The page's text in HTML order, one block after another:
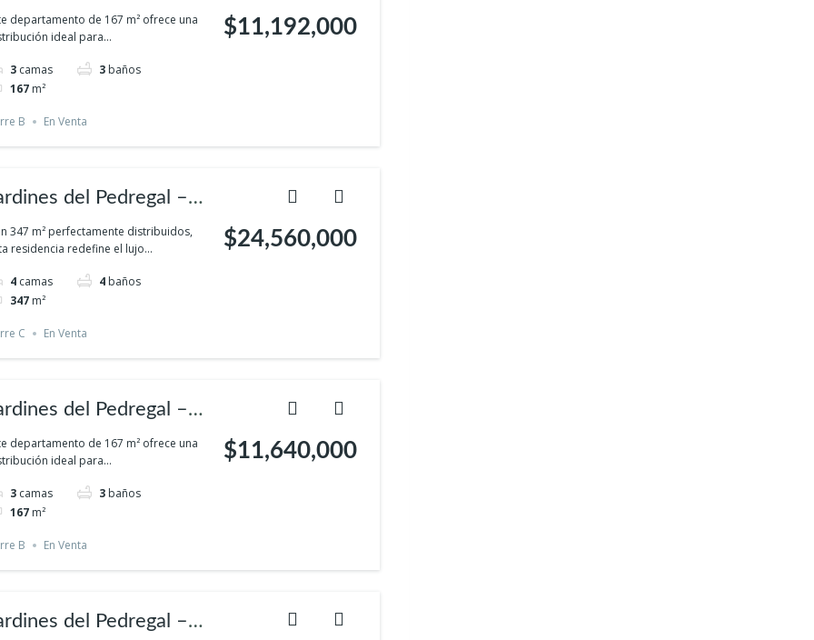
familiar en el
con espacios verdes y
departamento de 167 m² ofrece una
ideal para...
3 camas 3 baños
167 m²
$11,192,000
B En Venta
del Pedregal –
residencia de lujo
amplitud inigualable
347 m² perfectamente distribuidos,
residencia redefine el lujo...
4 camas 4 baños
347 m²
$24,560,000
C En Venta
del Pedregal –
familiar en el
con espacios verdes y
departamento de 167 m² ofrece una
ideal para...
3 camas 3 baños
167 m²
$11,640,000
B En Venta
del Pedregal –